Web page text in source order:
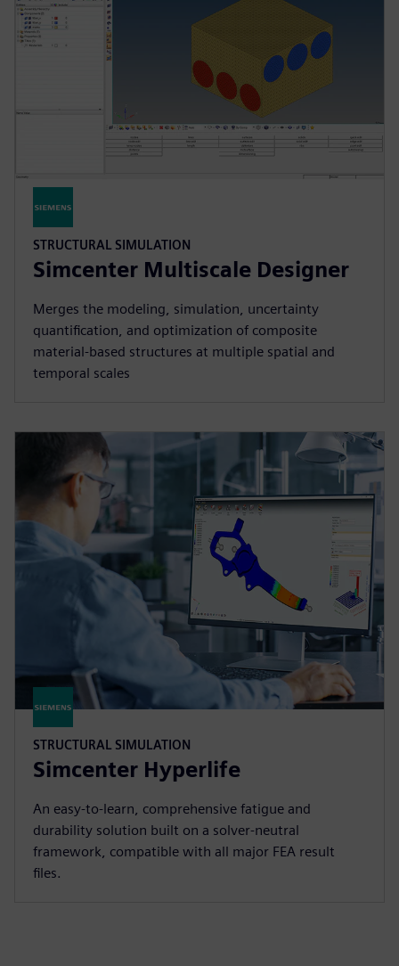
STRUCTURAL SIMULATION
Simcenter Multiscale Designer
Merges the modeling, simulation, uncertainty
quantification, and optimization of composite
material-based structures at multiple spatial and
temporal scales
STRUCTURAL SIMULATION
Simcenter Hyperlife
An easy‑to‑learn, comprehensive fatigue and
durability solution built on a solver‑neutral
framework, compatible with all major FEA result
files.